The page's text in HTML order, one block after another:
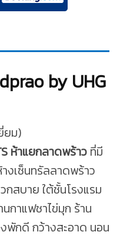
by UHG
ยม)
ห้าแยกลาดพร้าวที่มี
งเซ็นทรัลลาดพร้าว
กสบาย ใต้ชั้นโรงแรม
กาแฟชาไข่มุก ร้าน
พักดี กว้างสะอาด นอน